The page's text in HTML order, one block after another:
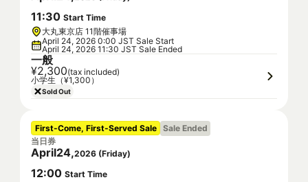
11:30 Start Time
大丸東京店 11階催事場
April 24, 2026 0:00 JST Sale Start
April 24, 2026 11:30 JST Sale Ended
一般
¥2,300(tax included)
小学生（¥1,300）
Sold Out
First-Come, First-Served Sale Sale Ended
当日券
April24,2026 (Friday)
12:00 Start Time